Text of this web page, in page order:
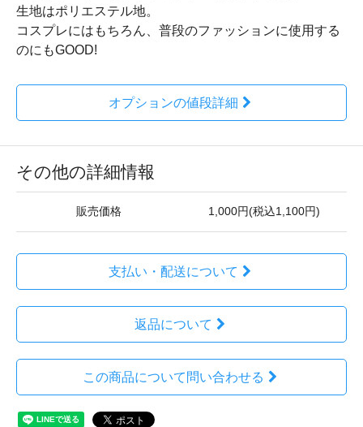
生地はポリエステル地。
コスプレにはもちろん、普段のファッションに使用する
のにもGOOD!
オプションの値段詳細
その他の詳細情報
販売価格 1,000円(税込1,100円)
支払い・配送について
返品について
この商品について問い合わせる